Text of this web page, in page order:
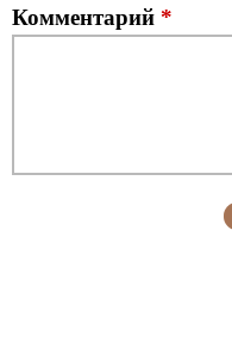
Комментарий *